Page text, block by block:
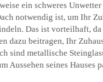
ein schweres
notwendig ist, um Ihr
Das ist vorteilhaft,
dazu beitragen, Ihr
sind metallische
Aussehen seines